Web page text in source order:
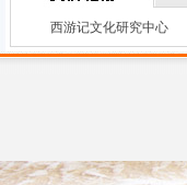
西游记文化研究中心